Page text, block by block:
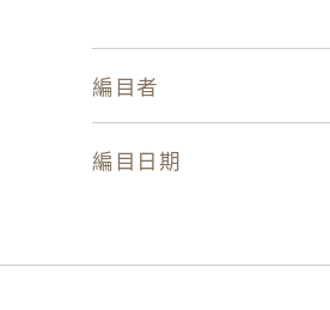
編目者
編目日期